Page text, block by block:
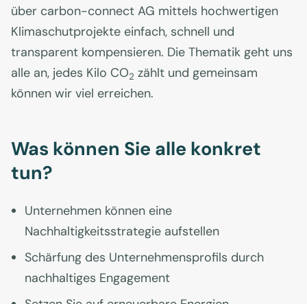
über carbon-connect AG mittels hochwertigen
Klimaschutprojekte einfach, schnell und
transparent kompensieren. Die Thematik geht uns
alle an, jedes Kilo CO2 zählt und gemeinsam
können wir viel erreichen.
Was können Sie alle konkret
tun?
Unternehmen können eine
Nachhaltigkeitsstrategie aufstellen
Schärfung des Unternehmensprofils durch
nachhaltiges Engagement